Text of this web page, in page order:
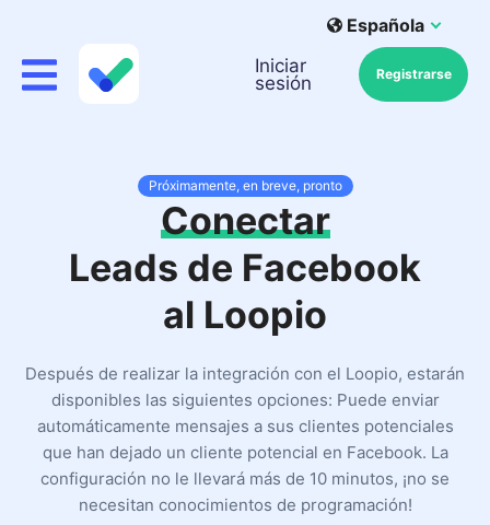
Española
Iniciar
sesión
Registrarse
Próximamente, en breve, pronto
Conectar
Leads de Facebook
al Loopio
Después de realizar la integración con el Loopio, estarán
disponibles las siguientes opciones: Puede enviar
automáticamente mensajes a sus clientes potenciales
que han dejado un cliente potencial en Facebook. La
configuración no le llevará más de 10 minutos, ¡no se
necesitan conocimientos de programación!